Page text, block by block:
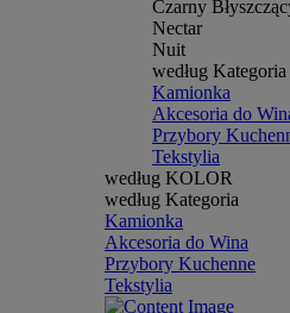
Czarny
Nectar
Nuit
według Kategoria
Kamionka
Akcesoria do
Przybory
Tekstylia
według KOLOR
według Kategoria
Kamionka
Akcesoria do Wina
Przybory Kuchenne
Tekstylia